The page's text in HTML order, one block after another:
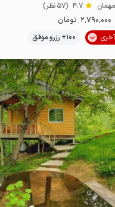
4.7 (57 نظر)
2٬790٬000 تومان
100+ رزرو موفق